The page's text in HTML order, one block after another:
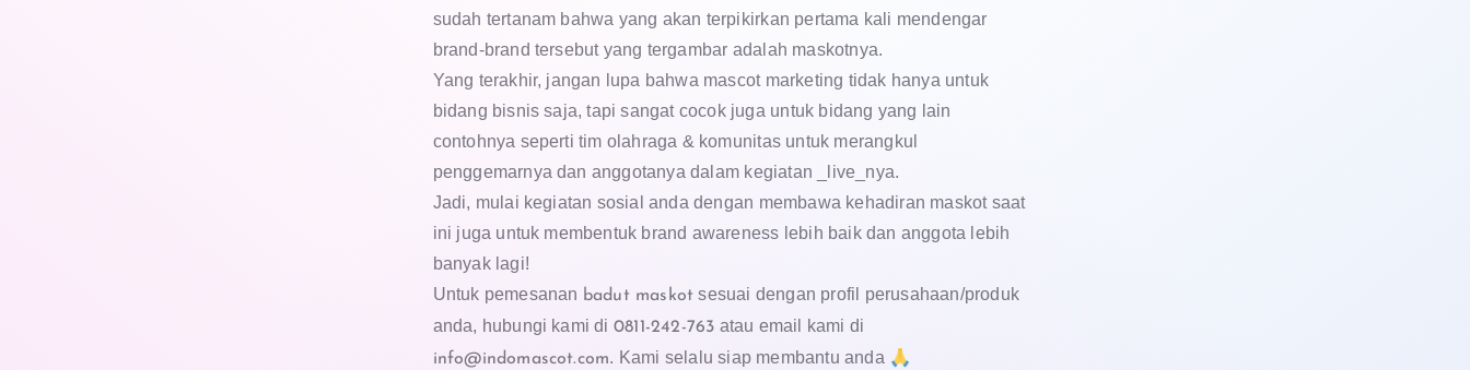
sudah tertanam bahwa yang akan terpikirkan pertama kali mendengar
brand-brand tersebut yang tergambar adalah maskotnya.
Yang terakhir, jangan lupa bahwa mascot marketing tidak hanya untuk
bidang bisnis saja, tapi sangat cocok juga untuk bidang yang lain
contohnya seperti tim olahraga & komunitas untuk merangkul
penggemarnya dan anggotanya dalam kegiatan _live_nya.
Jadi, mulai kegiatan sosial anda dengan membawa kehadiran maskot saat
ini juga untuk membentuk brand awareness lebih baik dan anggota lebih
banyak lagi!
Untuk pemesanan badut maskot sesuai dengan profil perusahaan/produk
anda, hubungi kami di 0811-242-763 atau email kami di
info@indomascot.com. Kami selalu siap membantu anda 🙏